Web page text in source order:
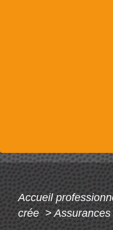
Accueil
crée >